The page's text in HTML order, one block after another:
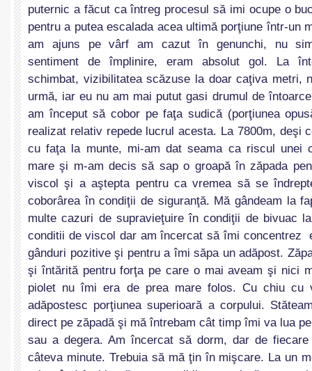
puternic a făcut ca întreg procesul să imi ocupe o
pentru a putea escalada acea ultimă porţiune într-un
am ajuns pe vârf am cazut în genunchi, nu
sentiment de împlinire, eram absolut gol. La
schimbat, vizibilitatea scăzuse la doar caţiva metri,
urmă, iar eu nu am mai putut gasi drumul de
am început să cobor pe faţa sudică (porţiunea
realizat relativ repede lucrul acesta. La 7800m, deşi
cu faţa la munte, mi-am dat seama ca riscul unei
mare şi m-am decis să sap o groapă în zăpada
viscol şi a aştepta pentru ca vremea să se
coborârea în condiţii de siguranţă. Mă gândeam la
multe cazuri de supravieţuire în condiţii de bivuac
conditii de viscol dar am încercat să îmi concentrez
gânduri pozitive şi pentru a îmi săpa un adăpost.
şi întărită pentru forţa pe care o mai aveam şi nici
piolet nu îmi era de prea mare folos. Cu chiu
adăpostesc porţiunea superioară a corpului.
direct pe zăpadă şi mă întrebam cât timp îmi va lua
sau a degera. Am încercat să dorm, dar de
câteva minute. Trebuia să mă ţin în mişcare. La un